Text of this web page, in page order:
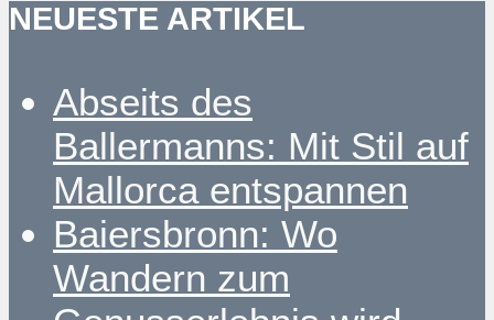
NEUESTE ARTIKEL
Abseits des
Ballermanns: Mit Stil auf
Mallorca entspannen
Baiersbronn: Wo
Wandern zum